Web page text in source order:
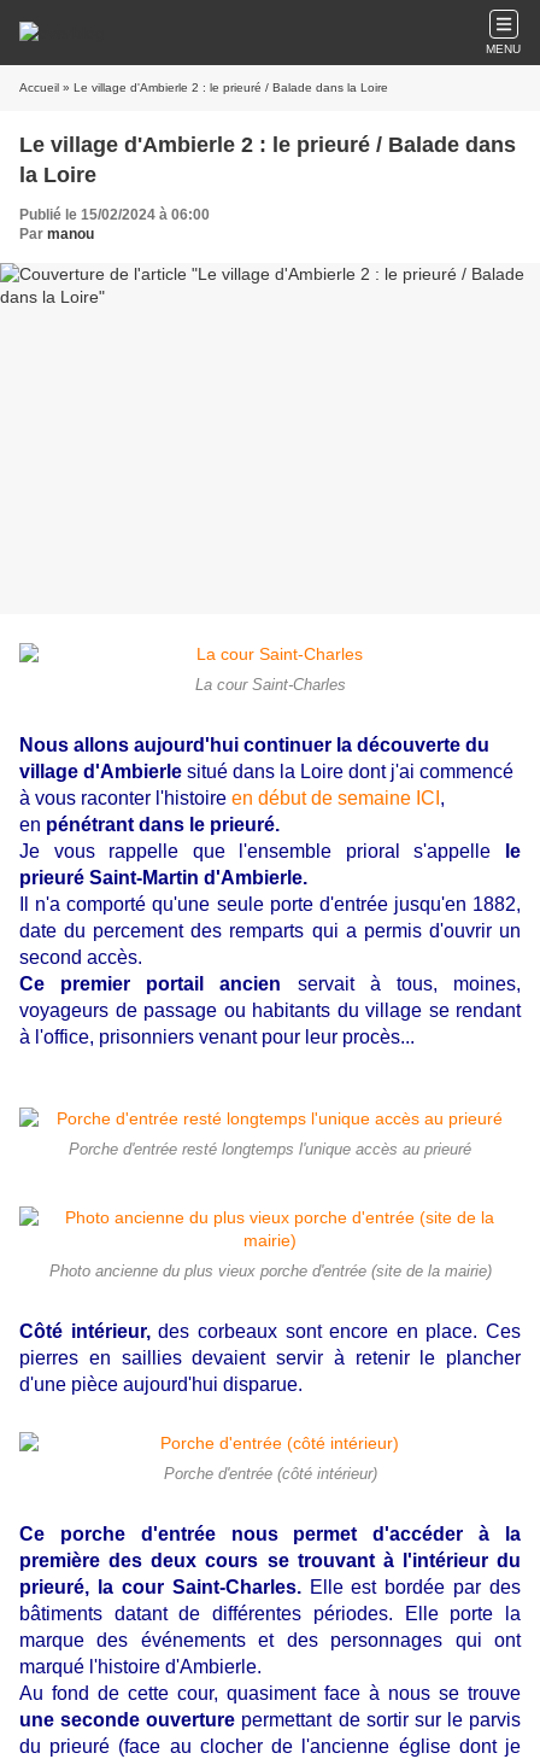
MENU
Accueil » Le village d'Ambierle 2 : le prieuré / Balade dans la Loire
Le village d'Ambierle 2 : le prieuré / Balade dans
la Loire
Publié le 15/02/2024 à 06:00
Par manou
La cour Saint-Charles
Nous allons aujourd'hui continuer la découverte du
village d'Ambierle situé dans la Loire dont j'ai commencé
à vous raconter l'histoire en début de semaine ICI ,
en pénétrant dans le prieuré.
Je vous rappelle que l'ensemble prioral s'appelle
le
prieuré Saint-Martin d'Ambierle.
Il n'a comporté qu'une seule porte d'entrée jusqu'en 1882,
date du percement des remparts qui a permis d'ouvrir un
second accès.
Ce premier portail ancien servait à tous, moines,
voyageurs de passage ou habitants du village se rendant
à l'office, prisonniers venant pour leur procès...
Porche d'entrée resté longtemps l'unique accès au prieuré
Photo ancienne du plus vieux porche d'entrée (site de la mairie)
Côté intérieur,des corbeaux sont encore en place. Ces
pierres en saillies devaient servir à retenir le plancher
d'une pièce aujourd'hui disparue.
Porche d'entrée (côté intérieur)
Ce porche d'entrée nous permet d'accéder à la
première des deux cours se trouvant à l'intérieur du
prieuré, la cour Saint-Charles.Elle est bordée par des
bâtiments datant de différentes périodes. Elle porte la
marque des événements et des personnages qui ont
marqué l'histoire d'Ambierle.
Au fond de cette cour, quasiment face à nous se trouve
une seconde ouverture permettant de sortir sur le parvis
du prieuré (face au clocher de l'ancienne église dont je